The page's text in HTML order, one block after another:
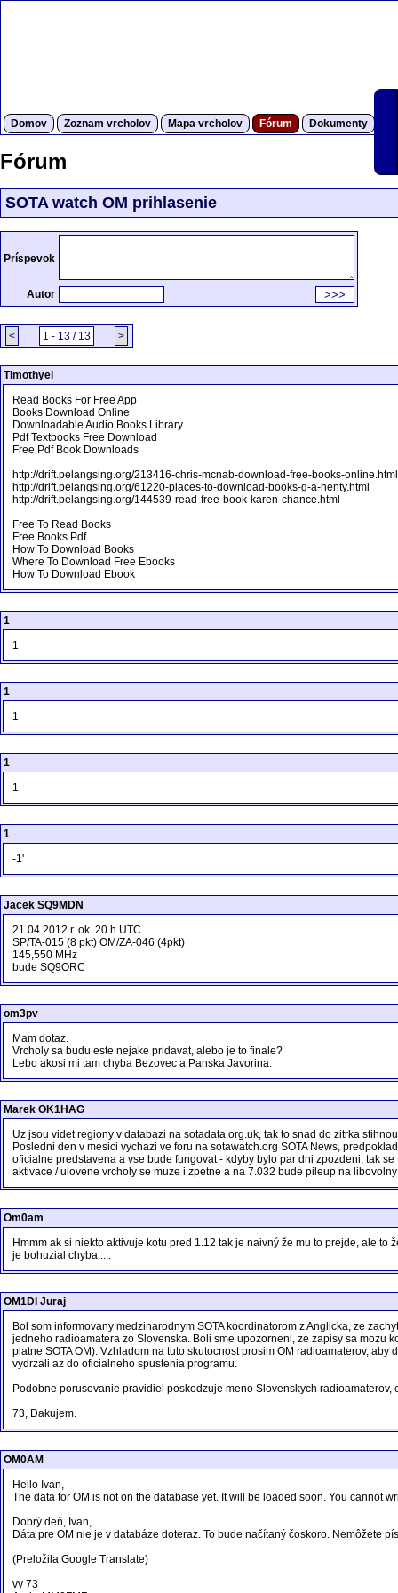
Domov Zoznam vrcholov Mapa vrcholov Fórum Dokumenty
Fórum
SOTA watch OM prihlasenie
Príspevok
Autor
< 1 - 13 / 13 >
Timothyei
Read Books For Free App
Books Download Online
Downloadable Audio Books Library
Pdf Textbooks Free Download
Free Pdf Book Downloads
http://drift.pelangsing.org/213416-chris-mcnab-download-free-books-online.html
http://drift.pelangsing.org/61220-places-to-download-books-g-a-henty.html
http://drift.pelangsing.org/144539-read-free-book-karen-chance.html
Free To Read Books
Free Books Pdf
How To Download Books
Where To Download Free Ebooks
How To Download Ebook
1
1
1
1
1
1
1
-1'
Jacek SQ9MDN
21.04.2012 r. ok. 20 h UTC
SP/TA-015 (8 pkt) OM/ZA-046 (4pkt)
145,550 MHz
bude SQ9ORC
om3pv
Mam dotaz.
Vrcholy sa budu este nejake pridavat, alebo je to finale?
Lebo akosi mi tam chyba Bezovec a Panska Javorina.
Marek OK1HAG
Uz jsou videt regiony v databazi na sotadata.org.uk, tak to snad do zitrka
Posledni den v mesici vychazi ve foru na sotawatch.org SOTA News,
oficialne predstavena a vse bude fungovat - kdyby bylo par dni zpozdeni, tak
aktivace / ulovene vrcholy se muze i zpetne a na 7.032 bude pileup na
Om0am
Hmmm ak si niekto aktivuje kotu pred 1.12 tak je naivný že mu to prejde, ale to
je bohuzial chyba.....
OM1DI Juraj
Bol som informovany medzinarodnym SOTA koordinatorom z Anglicka, ze
jedneho radioamatera zo Slovenska. Boli sme upozorneni, ze zapisy sa mozu
platne SOTA OM). Vzhladom na tuto skutocnost prosim OM radioamaterov, aby
vydrzali az do oficialneho spustenia programu.
Podobne porusovanie pravidiel poskodzuje meno Slovenskych radioamaterov,
73, Dakujem.
OM0AM
Hello Ivan,
The data for OM is not on the database yet. It will be loaded soon. You cannot
Dobrý deň, Ivan,
Dáta pre OM nie je v databáze doteraz. To bude načítaný čoskoro. Nemôžete
(Preložila Google Translate)
vy 73